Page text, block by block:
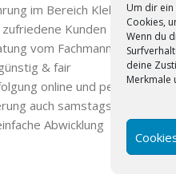
Um dir
Cookies,
Wenn du
deine
Merkmale
im Bereich Klebefolien
Kunden
vom Fachmann
& fair
online und per E-Mail
auch samstags mit DHL
Abwicklung